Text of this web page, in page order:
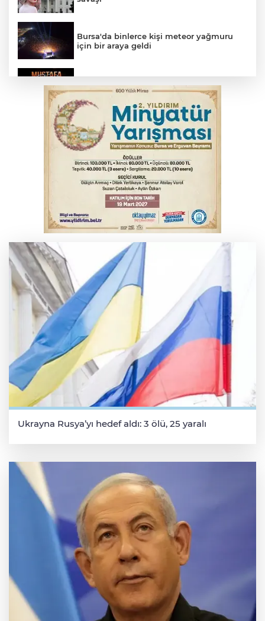
Bursa'da binlerce kişi meteor yağmuru
için bir araya geldi
kahkaha dolu gece
İnegöl'de orman yangını; Havadan ve
karadan müdahale başlatıldı
Bursa'da korkutan kazada 4 yaralı
Bursa’da otomobil alevlere teslim oldu!
Geriye enkazı kaldı
Ukrayna Rusya’yı hedef aldı: 3 ölü, 25 yaralı